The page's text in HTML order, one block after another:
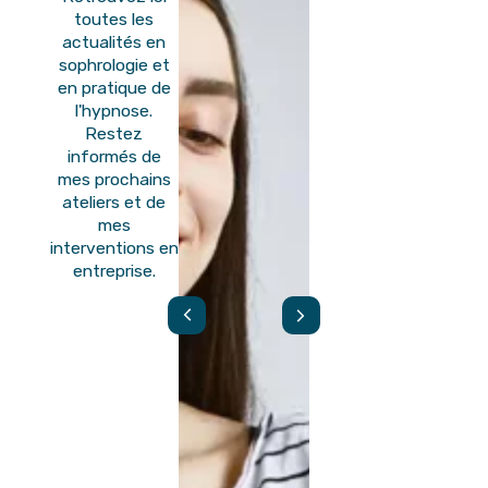
toutes les
actualités en
sophrologie et
en pratique de
l'hypnose.
Restez
informés de
mes prochains
ateliers et de
mes
interventions en
entreprise.